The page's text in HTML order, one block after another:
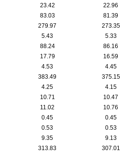
23.42 22.96
83.03 81.39
279.97 273.35
5.43 5.33
88.24 86.16
17.79 16.59
4.53 4.45
383.49 375.15
4.25 4.15
10.71 10.47
11.02 10.76
0.45 0.45
0.53 0.53
9.35 9.13
313.83 307.01